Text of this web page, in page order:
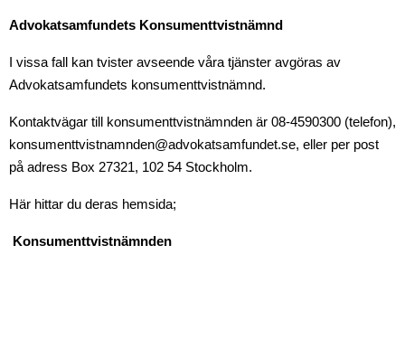
Advokatsamfundets Konsumenttvistnämnd
I vissa fall kan tvister avseende våra tjänster avgöras av
Advokatsamfundets konsumenttvistnämnd.
Kontaktvägar till konsumenttvistnämnden är 08-4590300 (telefon),
konsumenttvistnamnden@advokatsamfundet.se, eller per post
på adress Box 27321, 102 54 Stockholm.
Här hittar du deras hemsida;
Konsumenttvistnämnden